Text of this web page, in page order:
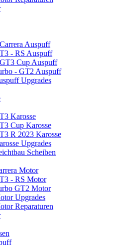
Auspuff
- RS Auspuff
Cup Auspuff
- GT2 Auspuff
Upgrades
Karosse
Cup Karosse
R 2023 Karosse
Upgrades
Scheiben
Motor
- RS Motor
GT2 Motor
Upgrades
Reparaturen